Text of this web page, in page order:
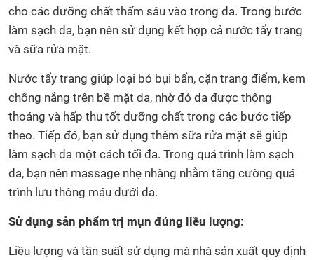
cho các dưỡng chất thấm sâu vào trong da. Trong bước
làm sạch da, bạn nên sử dụng kết hợp cả nước tẩy trang
và sữa rửa mặt.
Nước tẩy trang giúp loại bỏ bụi bẩn, cặn trang điểm, kem
chống nắng trên bề mặt da, nhờ đó da được thông
thoáng và hấp thu tốt dưỡng chất trong các bước tiếp
theo. Tiếp đó, bạn sử dụng thêm sữa rửa mặt sẽ giúp
làm sạch da một cách tối đa. Trong quá trình làm sạch
da, bạn nên massage nhẹ nhàng nhằm tăng cường quá
trình lưu thông máu dưới da.
Sử dụng sản phẩm trị mụn đúng liều lượng:
Liều lượng và tần suất sử dụng mà nhà sản xuất quy định